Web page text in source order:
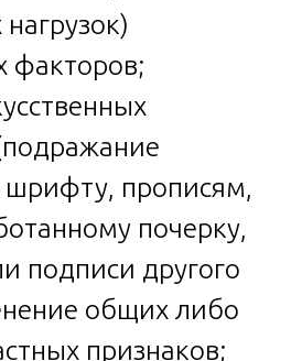
факторов;
шрифту, прописям,
почерку,
подписи другого
общих либо
признаков;